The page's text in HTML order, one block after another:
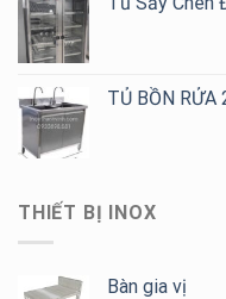
TỦ BỒN RỬA
THIẾT BỊ INOX
Bàn gia vị